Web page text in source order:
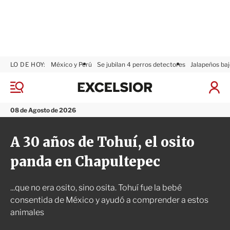
M
n
ú
08 de Agosto de 2026
LO DE HOY: México y Perú Se jubilan 4 perros detectores Jalapeños
I
x
l
i
o
r
A 30 años de Tohuí, el osito
panda en Chapultepec
...que no era osito, sino osita. Tohuí fue la bebé
consentida de México y ayudó a comprender a estos
animales